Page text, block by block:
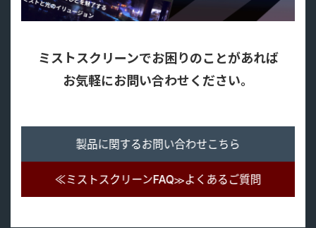
ミストスクリーンでお困りのことがあれば
お気軽にお問い合わせください。